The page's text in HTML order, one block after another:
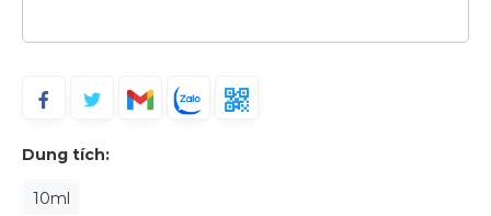
Dung tích:
10ml